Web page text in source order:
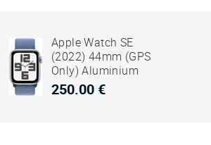
Apple Watch SE
(2022) 44mm (GPS
Only) Aluminium
Case Silver Sport
250.00 €